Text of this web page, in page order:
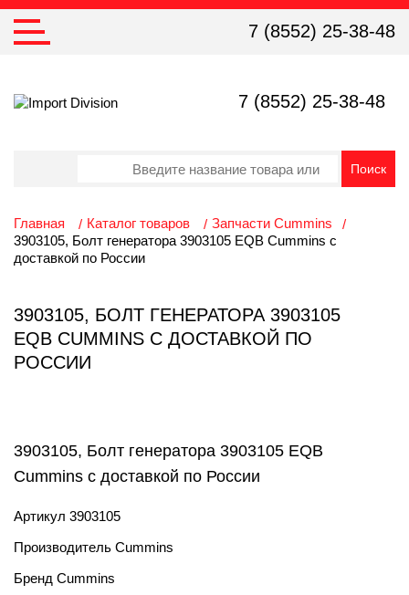
7 (8552) 25-38-48
7 (8552) 25-38-48
Главная Каталог товаров
Запчасти Cummins
3903105, Болт генератора 3903105 EQB Cummins с
доставкой по России
3903105, БОЛТ ГЕНЕРАТОРА 3903105
EQB CUMMINS С ДОСТАВКОЙ ПО
РОССИИ
3903105, Болт генератора 3903105 EQB
Cummins с доставкой по России
Артикул 3903105
Производитель Cummins
Бренд Cummins